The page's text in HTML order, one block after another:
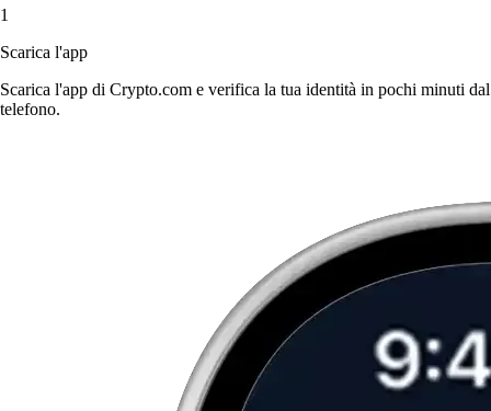
1
Scarica l'app
Scarica l'app di Crypto.com e verifica la tua identità in pochi minuti dal
telefono.